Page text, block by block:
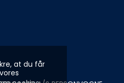
at du får